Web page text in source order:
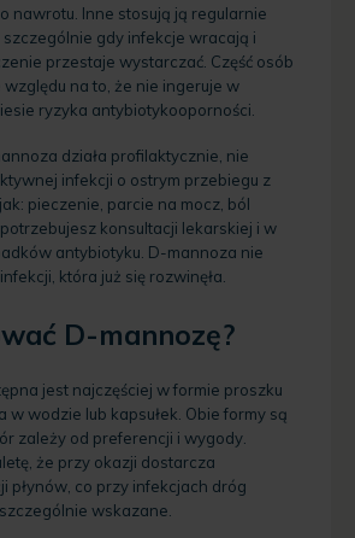
nawrotu. Inne stosują ją regularnie
gdy infekcje wracają i
przestaje wystarczać. Część osób
na to, że nie ingeruje w
ryzyka antybiotykooporności.
działa profilaktycznie, nie
infekcji o ostrym przebiegu z
pieczenie, parcie na mocz, ból
konsultacji lekarskiej i w
antybiotyku. D-mannoza nie
która już się rozwinęła.
D-mannozę?
jest najczęściej w formie proszku
w wodzie lub kapsułek. Obie formy są
zależy od preferencji i wygody.
że przy okazji dostarcza
płynów, co przy infekcjach dróg
wskazane.